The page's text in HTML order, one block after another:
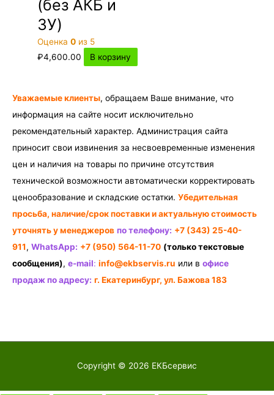
(без АКБ и
ЗУ)
Оценка0 из 5
₽4,600.00 В корзину
Уважаемые клиенты, обращаем Ваше внимание, что
информация на сайте носит исключительно
рекомендательный характер. Администрация сайта
приносит свои извинения за несвоевременные изменения
цен и наличия на товары по причине отсутствия
технической возможности автоматически корректировать
ценообразование и складские остатки. Убедительная
просьба, наличие/срок поставки и актуальную стоимость
уточнять у менеджеров по телефону: +7 (343) 25-40-
911, WhatsApp: +7 (950) 564-11-70 (только текстовые
сообщения), e-mail: info@ekbservis.ru или в офисе
продаж по адресу: г. Екатеринбург, ул. Бажова 183
Copyright © 2026 ЕКБсервис